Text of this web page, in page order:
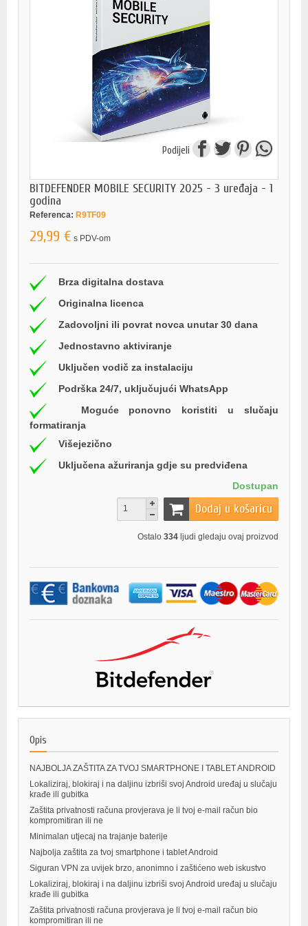
Podijeli
BITDEFENDER MOBILE SECURITY 2025 - 3 uređaja - 1
godina
Referenca: R9TF09
29,99 € s PDV-om
Brza digitalna dostava
Originalna licenca
Zadovoljni ili povrat novca unutar 30 dana
Jednostavno aktiviranje
Uključen vodič za instalaciju
Podrška 24/7, uključujući WhatsApp
Moguće ponovno koristiti u slučaju
formatiranja
Višejezično
Uključena ažuriranja gdje su predviđena
Dostupan
Dodaj u košaricu
Ostalo 334 ljudi gledaju ovaj proizvod
Opis
NAJBOLJA ZAŠTITA ZA TVOJ SMARTPHONE I TABLET ANDROID
Lokaliziraj, blokiraj i na daljinu izbriši svoj Android uređaj u slučaju
krađe ili gubitka
Zaštita privatnosti računa provjerava je li tvoj e-mail račun bio
kompromitiran ili ne
Minimalan utjecaj na trajanje baterije
Najbolja zaštita za tvoj smartphone i tablet Android
Siguran VPN za uvijek brzo, anonimno i zaštićeno web iskustvo
Lokaliziraj, blokiraj i na daljinu izbriši svoj Android uređaj u slučaju
krađe ili gubitka
Zaštita privatnosti računa provjerava je li tvoj e-mail račun bio
kompromitiran ili ne